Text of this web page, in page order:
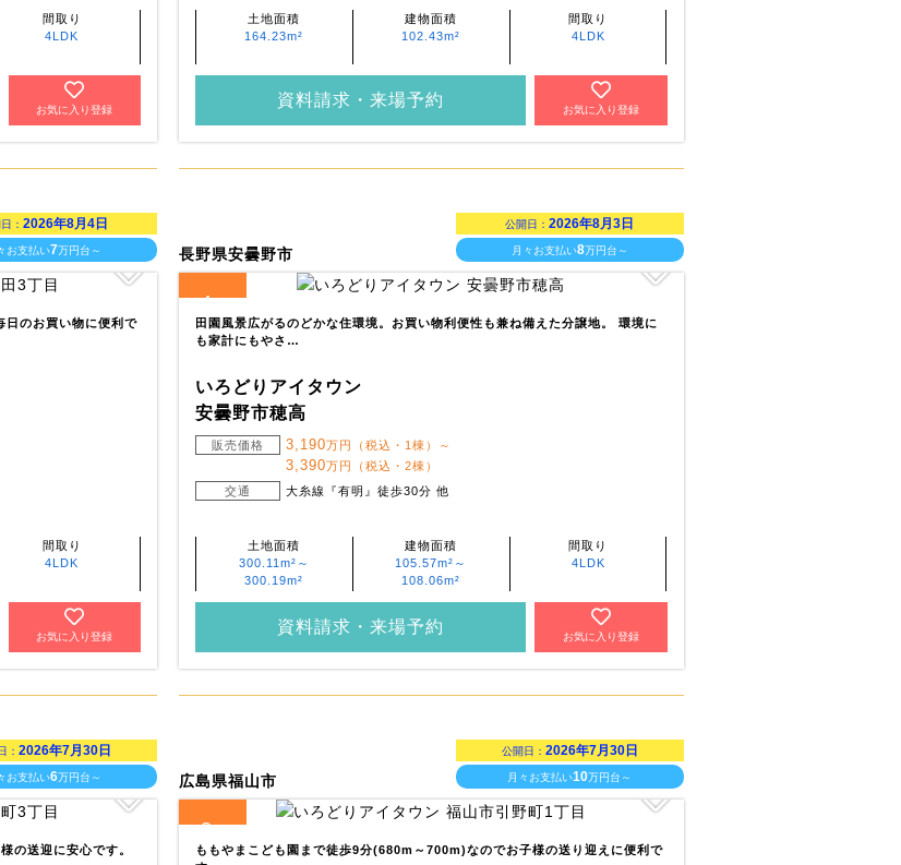
間取り
4LDK
お気に入り登録
土地面積
164.23m²
建物面積
102.43m²
間取り
4LDK
資料請求・来場予約
お気に入り登録
： 2026年8月4日
お支払い7万円台～
のお買い物に便利で
間取り
4LDK
お気に入り登録
長野県安曇野市
公開日：2026年8月3日
月々お支払い8万円台～
4
田園風景広がるのどかな住環境。お買い物利便性も兼ね備えた分譲地。 環境に
も家計にもやさ…
いろどりアイタウン
安曇野市穂高
販売価格 3,190万円（税込・1棟）～
3,390万円（税込・2棟）
交通
大糸線『有明』徒歩30分 他
土地面積
300.11m²～
300.19m²
建物面積
105.57m²～
108.06m²
間取り
4LDK
資料請求・来場予約
お気に入り登録
：2026年7月30日
お支払い6万円台～
の送迎に安心です。
広島県福山市
公開日： 2026年7月30日
月々お支払い10万円台～
3
ももやまこども園まで徒歩9分(680m～700m)なのでお子様の送り迎えに便利で